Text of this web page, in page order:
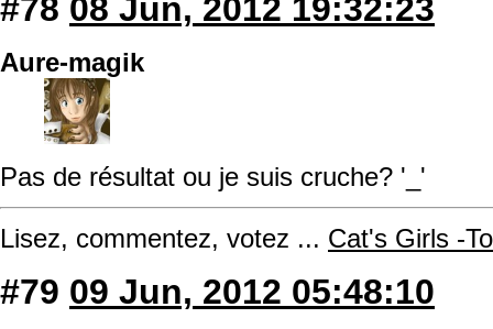
#78 08 Jun, 2012 19:32:23
Aure-magik
Pas de résultat ou je suis cruche? '_'
Lisez, commentez, votez ... Cat's Girls -
#79 09 Jun, 2012 05:48:10